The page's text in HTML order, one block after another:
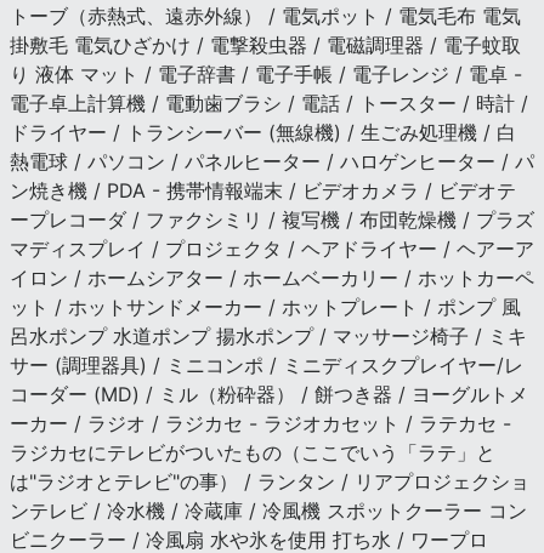
トーブ（赤熱式、遠赤外線） / 電気ポット / 電気毛布 電気
掛敷毛 電気ひざかけ / 電撃殺虫器 / 電磁調理器 / 電子蚊取
り 液体 マット / 電子辞書 / 電子手帳 / 電子レンジ / 電卓 -
電子卓上計算機 / 電動歯ブラシ / 電話 / トースター / 時計 /
ドライヤー / トランシーバー (無線機) / 生ごみ処理機 / 白
熱電球 / パソコン / パネルヒーター / ハロゲンヒーター / パ
ン焼き機 / PDA - 携帯情報端末 / ビデオカメラ / ビデオテ
ープレコーダ / ファクシミリ / 複写機 / 布団乾燥機 / プラズ
マディスプレイ / プロジェクタ / ヘアドライヤー / ヘアーア
イロン / ホームシアター / ホームベーカリー / ホットカーペ
ット / ホットサンドメーカー / ホットプレート / ポンプ 風
呂水ポンプ 水道ポンプ 揚水ポンプ / マッサージ椅子 / ミキ
サー (調理器具) / ミニコンポ / ミニディスクプレイヤー/レ
コーダー (MD) / ミル（粉砕器） / 餅つき器 / ヨーグルトメ
ーカー / ラジオ / ラジカセ - ラジオカセット / ラテカセ -
ラジカセにテレビがついたもの（ここでいう「ラテ」と
は"ラジオとテレビ"の事） / ランタン / リアプロジェクショ
ンテレビ / 冷水機 / 冷蔵庫 / 冷風機 スポットクーラー コン
ビニクーラー / 冷風扇 水や氷を使用 打ち水 / ワープロ